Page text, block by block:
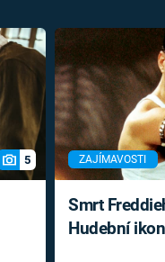
5 ZAJÍMAVOSTI
Smrt
Hudební